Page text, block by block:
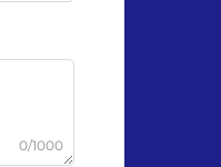
0/1000